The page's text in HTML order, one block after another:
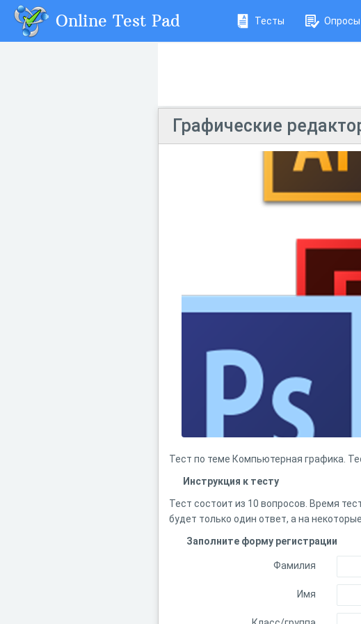
Online Test Pad Тесты Опросы
Графические
Тест по теме Компьютерная графика.
Инструкция к тесту
Тест состоит из 10 вопросов. Время
будет только один ответ, а на
Заполните форму регистрации
Фамилия
Имя